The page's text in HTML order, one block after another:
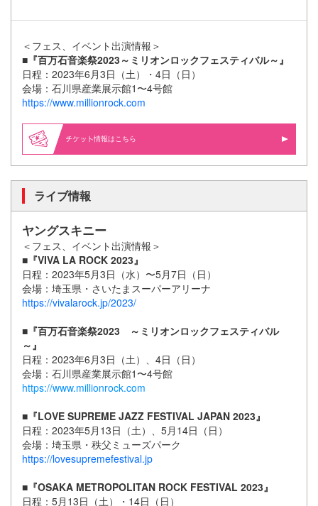
＜フェス、イベント出演情報＞
■『百万石音楽祭2023～ミリオンロックフェスティバル～』
日程：2023年6月3日（土）・4日（日）
会場：石川県産業展示館1〜4号館
https://www.millionrock.com
情報はこちら
ライブ情報
ヤングスキニー
＜フェス、イベント出演情報＞
■『VIVA LA ROCK 2023』
日程：2023年5月3日（水）〜5月7日（日）
会場：埼玉県・さいたまスーパーアリーナ
https://vivalarock.jp/2023/
■『百万石音楽祭2023 ～ミリオンロックフェスティバル
～』
日程：2023年6月3日（土）、4日（日）
会場：石川県産業展示館1〜4号館
https://www.millionrock.com
■『LOVE SUPREME JAZZ FESTIVAL JAPAN 2023』
日程：2023年5月13日（土）、5月14日（日）
会場：埼玉県・秩父ミューズパーク
https://lovesupremefestival.jp
■『OSAKA METROPOLITAN ROCK FESTIVAL 2023』
日程：5月13日（土）・14日（日）